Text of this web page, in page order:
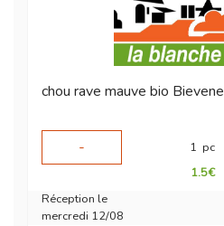
chou rave mauve bio Bievene
-
1 pc
1.5€
Réception le
mercredi 12/08